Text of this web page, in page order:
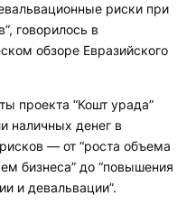
риски при
говорилось в
обзоре Евразийского
проекта “Кошт урада”
наличных денег в
— от “роста объема
бизнеса” до “повышения
и девальвации”.